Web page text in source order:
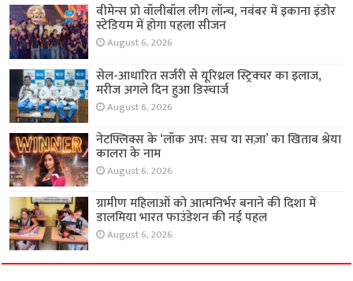
वीमेन्स प्रो वॉलीबॉल लीग लॉन्च, नवंबर में इकाना इंडोर
स्टेडियम में होगा पहला सीजन
August 6, 2026
सेल-आधारित सर्जरी से यूरिथ्रल स्ट्रिक्चर का इलाज,
मरीज अगले दिन हुआ डिस्चार्ज
August 6, 2026
नेटफ्लिक्स के ‘लॉक अप: सच या सज़ा’ का खिताब श्रेया
कालरा के नाम
August 6, 2026
ग्रामीण महिलाओं को आत्मनिर्भर बनाने की दिशा में
डालमिया भारत फाउंडेशन की नई पहल
August 6, 2026